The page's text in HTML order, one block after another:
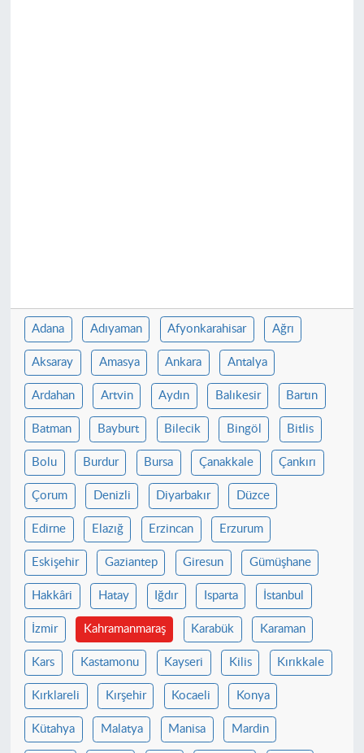
Adana Adıyaman Afyonkarahisar Ağrı
Aksaray Amasya Ankara Antalya
Ardahan Artvin Aydın Balıkesir Bartın
Batman Bayburt Bilecik Bingöl Bitlis
Bolu Burdur Bursa Çanakkale Çankırı
Çorum Denizli Diyarbakır Düzce
Edirne Elazığ Erzincan Erzurum
Eskişehir Gaziantep Giresun Gümüşhane
Hakkâri Hatay Iğdır Isparta İstanbul
İzmir Kahramanmaraş Karabük Karaman
Kars Kastamonu Kayseri Kilis Kırıkkale
Kırklareli Kırşehir Kocaeli Konya
Kütahya Malatya Manisa Mardin